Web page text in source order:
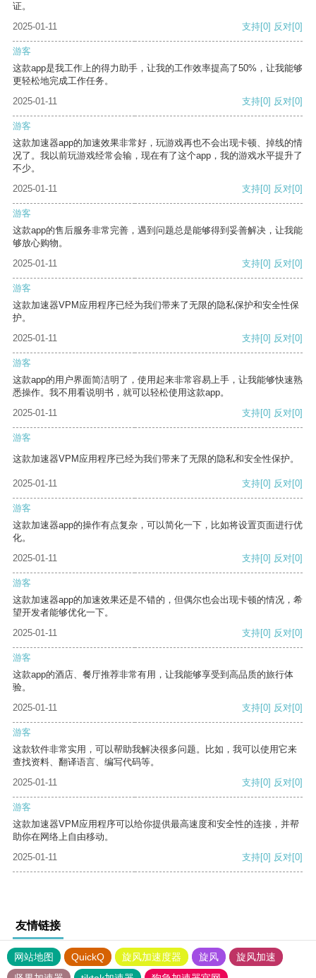
证。
2025-01-11
支持[0] 反对[0]
游客
这款app是我工作上的得力助手，让我的工作效率提高了50%，让我能够
更轻松地完成工作任务。
2025-01-11
支持[0] 反对[0]
游客
这款加速器app的加速效果非常好，玩游戏再也不会出现卡顿、掉线的情
况了。我以前玩游戏经常会输，现在有了这个app，我的游戏水平提升了
不少。
2025-01-11
支持[0] 反对[0]
游客
这款app的售后服务非常完善，遇到问题总是能够得到妥善解决，让我能
够放心购物。
2025-01-11
支持[0] 反对[0]
游客
这款加速器VPM应用程序已经为我们带来了无限的隐私保护和安全性保
护。
2025-01-11
支持[0] 反对[0]
游客
这款app的用户界面简洁明了，使用起来非常容易上手，让我能够快速熟
悉操作。我不用看说明书，就可以轻松使用这款app。
2025-01-11
支持[0] 反对[0]
游客
这款加速器VPM应用程序已经为我们带来了无限的隐私和安全性保护。
2025-01-11 支持[0] 反对[0]
游客
这款加速器app的操作有点复杂，可以简化一下，比如将设置页面进行优
化。
2025-01-11
支持[0] 反对[0]
游客
这款加速器app的加速效果还是不错的，但偶尔也会出现卡顿的情况，希
望开发者能够优化一下。
2025-01-11
支持[0] 反对[0]
游客
这款app的酒店、餐厅推荐非常有用，让我能够享受到高品质的旅行体
验。
2025-01-11
支持[0] 反对[0]
游客
这款软件非常实用，可以帮助我解决很多问题。比如，我可以使用它来
查找资料、翻译语言、编写代码等。
2025-01-11
支持[0] 反对[0]
游客
这款加速器VPM应用程序可以给你提供最高速度和安全性的连接，并帮
助你在网络上自由移动。
2025-01-11
支持[0] 反对[0]
友情链接
网站地图 QuickQ 旋风加速度器 旋风
旋风加速